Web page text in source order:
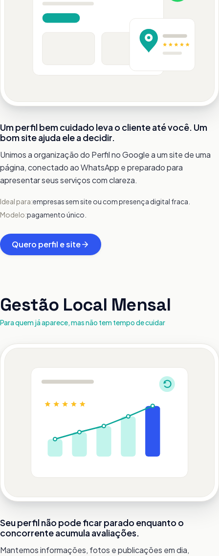
Um perfil bem cuidado leva o cliente até você. Um
bom site ajuda ele a decidir.
Unimos a organização do Perfil no Google a um site de uma
página, conectado ao WhatsApp e preparado para
apresentar seus serviços com clareza.
Ideal para:empresas sem site ou com presença digital fraca.
Modelo:pagamento único.
Quero perfil e site
Gestão Local Mensal
Para quem já aparece, mas não tem tempo de cuidar
Seu perfil não pode ficar parado enquanto o
concorrente acumula avaliações.
Mantemos informações, fotos e publicações em dia,